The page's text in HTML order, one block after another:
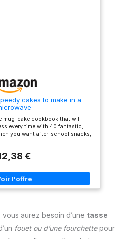
cakes to make in a
mug-cake cookbook that will
every time with 40 fantastic,
you want after-school snacks,
€
aurez besoin d’une tasse
fouet ou d’une fourchettepour